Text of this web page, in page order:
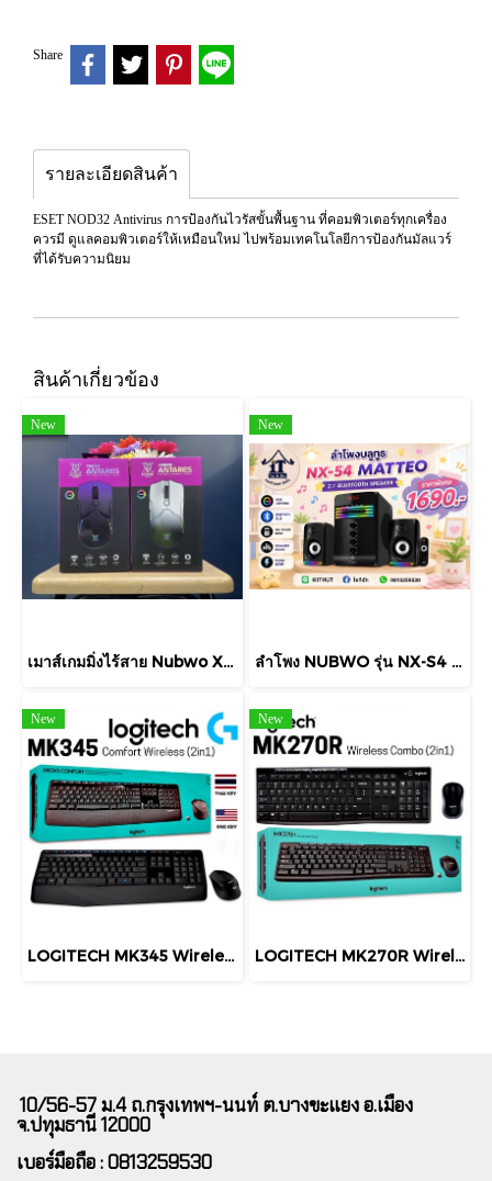
Share
รายละเอียดสินค้า
ESET NOD32 Antivirus การป้องกันไวรัสขั้นพื้นฐาน ที่คอมพิวเตอร์ทุกเครื่อง
ควรมี ดูแลคอมพิวเตอร์ให้เหมือนใหม่ ไปพร้อมเทคโนโลยีการป้องกันมัลแวร์
ที่ได้รับความนิยม
สินค้าเกี่ยวข้อง
New
เมาส์เกมมิ่งไร้สาย Nubwo X58 Pro Antares เป็นเมาส์แบบ Tri-mode ที่สามารถเชื่อมต่อได้ 3 รูปแบบ
New
ลำโพง NUBWO รุ่น NX-S4 MATTEO Bluetooth Speaker มีไฟ RGB ไฟ RGB ปรับได้ถึง 6 โหมด พร้อมโหมดปิดไฟ
New
LOGITECH MK345 Wireless Combo KEYBOARD & MOUSE (คีย์ไทย-อังกฤษ) คีย์บอร์ดและเมาส์ไร้สาย ประกัน 1 ปี
New
LOGITECH MK270R Wireless Combo Mouse + Keyboard (คีย์ไทย-อังกฤษ) เชื่อมต่อไร้สายระยะไกล สินค้า มีประกัน
10/56-57 ม.4 ถ.กรุงเทพฯ-นนท์ ต.บางขะแยง อ.เมือง
จ.ปทุมธานี 12000
เบอร์มือถือ : 0813259530